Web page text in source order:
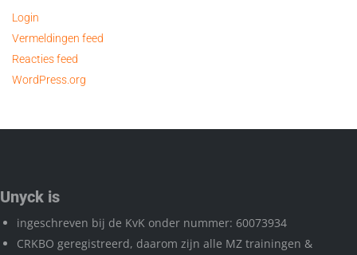
Login
Vermeldingen feed
Reacties feed
WordPress.org
Unyck is
ingeschreven bij de KvK onder nummer: 60073934
CRKBO geregistreerd, daarom zijn alle MZ trainingen &